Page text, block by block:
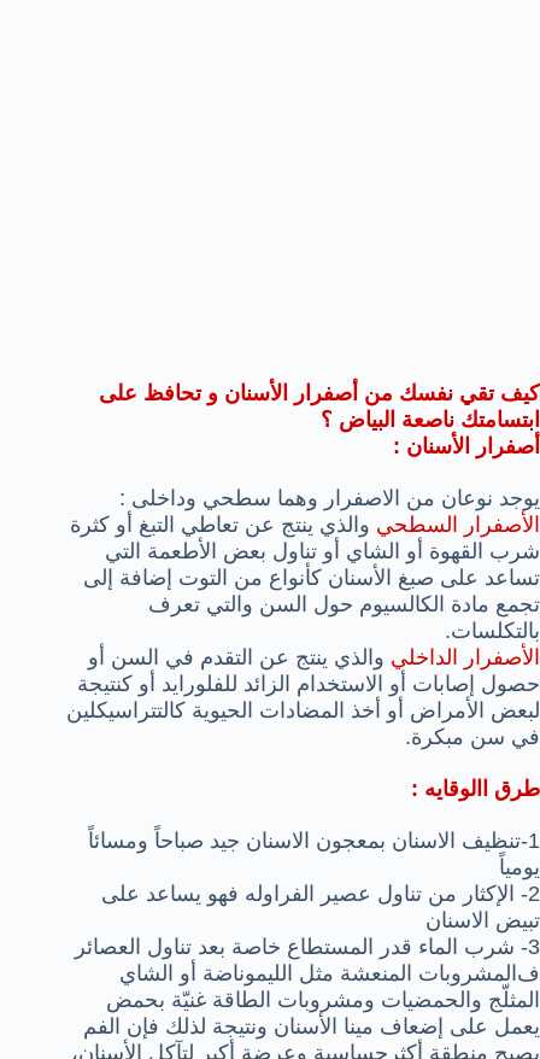
كيف تقي نفسك من أصفرار الأسنان و تحافظ على
ابتسامتك ناصعة البياض ؟
أصفرار الأسنان :
يوجد نوعان من الاصفرار وهما سطحي وداخلى :
الأصفرار السطحي والذي ينتج عن تعاطي التبغ أو كثرة
شرب القهوة أو الشاي أو تناول بعض الأطعمة التي
تساعد على صبغ الأسنان كأنواع من التوت إضافة إلى
تجمع مادة الكالسيوم حول السن والتي تعرف
بالتكلسات.
الأصفرار الداخلي والذي ينتج عن التقدم في السن أو
حصول إصابات أو الاستخدام الزائد للفلورايد أو كنتيجة
لبعض الأمراض أو أخذ المضادات الحيوية كالتتراسيكلين
في سن مبكرة.
طرق االوقايه :
1-تنظيف الاسنان بمعجون الاسنان جيد صباحاً ومسائاً
يومياً
2- الإكثار من تناول عصير الفراوله فهو يساعد على
تبيض الاسنان
3- شرب الماء قدر المستطاع خاصة بعد تناول العصائر
ف المشروبات المنعشة مثل الليموناضة أو الشاي
المثلّج والحمضيات ومشروبات الطاقة غنيّة بحمض
يعمل على إضعاف مينا الأسنان ونتيجة لذلك فإن الفم
يصبح منطقة أكثرحساسية وعرضة أكبر لتآكل الأسنان،